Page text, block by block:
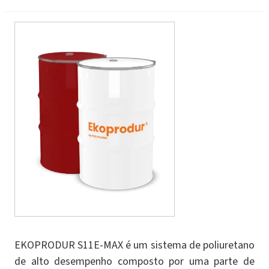
EKOPRODUR S11E-MAX é um sistema de poliuretano
de alto desempenho composto por uma parte de